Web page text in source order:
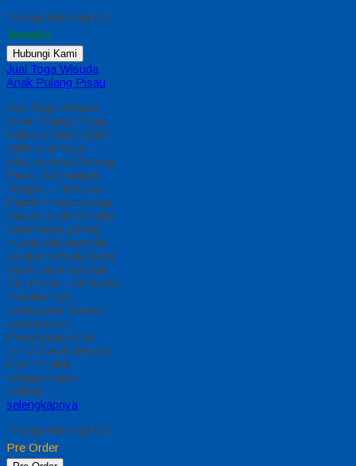
*Harga Hubungi CS
Tersedia
Hubungi Kami
Jual Toga Wisuda
Anak Pulang Pisau
Jual Toga Wisuda
Anak Pulang Pisau
Hubungi 0812-2282-
1060 Jual Toga
Wisuda Anak Pulang
Pisau Kalimantan
Tengah – Temukan
Paket Promosi toga
wisuda anak komplet
pada harga paling
murah dan memiliki
kualitas terbaik, kami
kasih untuk sekolah
TK, PAUD , SD Kami
memberinya
penawaran Special
semua level
Pengajaran Anak
Umur Dasar dengan
Fitur Produk
sebagaimana
berikut…
selengkapnya
*Harga Hubungi CS
Pre Order